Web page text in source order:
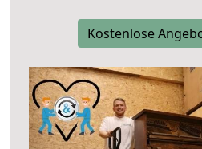
Kostenlose